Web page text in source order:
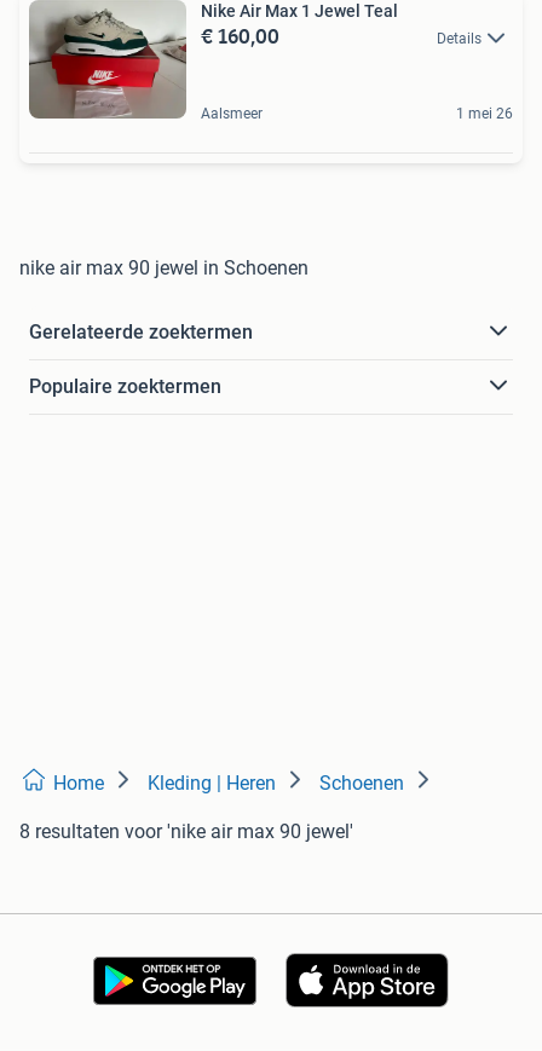
Nike Air Max 1 Jewel Teal
€ 160,00 Details
Aalsmeer 1 mei 26
nike air max 90 jewel in Schoenen
Gerelateerde zoektermen
Populaire zoektermen
Home Kleding | Heren Schoenen
8 resultaten voor 'nike air max 90 jewel'